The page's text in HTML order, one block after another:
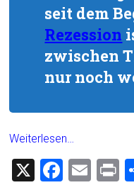
seit dem
Rezession
zwischen
nur noch
Weiterlesen…
X
F
E